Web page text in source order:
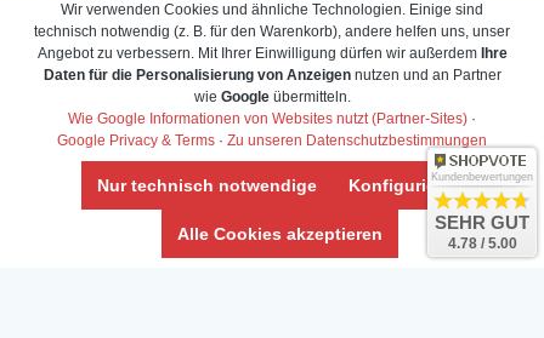
Wir verwenden Cookies und ähnliche Technologien. Einige sind
technisch notwendig (z. B. für den Warenkorb), andere helfen uns, unser
Angebot zu verbessern. Mit Ihrer Einwilligung dürfen wir außerdem Ihre
Daten für die Personalisierung von Anzeigennutzen und an Partner
wie Googleübermitteln.
Wie Google Informationen von Websites nutzt (Partner-Sites) ·
Google Privacy & Terms · Zu unseren Datenschutzbestimmungen
Nur technisch notwendige Konfigurieren
Alle Cookies akzeptieren
Kundenbewertungen
SEHR GUT
4.78 / 5.00